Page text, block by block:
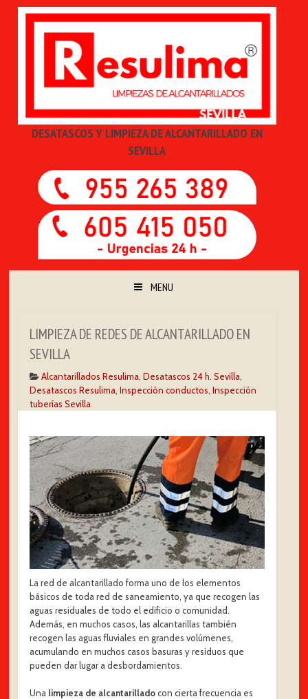
DESATASCOS Y LIMPIEZA DE ALCANTARILLADO EN
SEVILLA
MENU
LIMPIEZA DE REDES DE ALCANTARILLADO EN
SEVILLA
Alcantarillados Resulima ,Desatascos 24 h. Sevilla
Desatascos Resulima ,Inspección conductos ,Inspección
tuberías Sevilla
La red de alcantarillado forma uno de los elementos
básicos de toda red de saneamiento, ya que recogen las
aguas residuales de todo el edificio o comunidad.
Además, en muchos casos, las alcantarillas también
recogen las aguas fluviales en grandes volúmenes,
acumulando en muchos casos basuras y residuos que
pueden dar lugar a desbordamientos.
Una limpieza de alcantarilladocon cierta frecuencia es